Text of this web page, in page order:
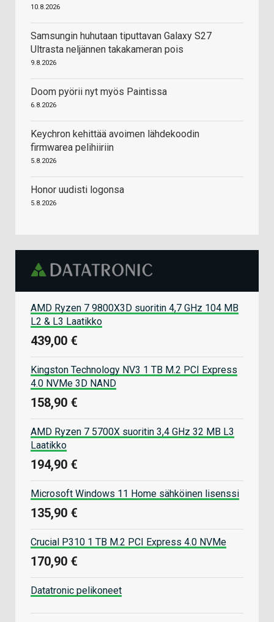
10.8.2026
Samsungin huhutaan tiputtavan Galaxy S27
Ultrasta neljännen takakameran pois
9.8.2026
Doom pyörii nyt myös Paintissa
6.8.2026
Keychron kehittää avoimen lähdekoodin
firmwarea pelihiiriin
5.8.2026
Honor uudisti logonsa
5.8.2026
AMD Ryzen 7 9800X3D suoritin 4,7 GHz 104 MB
L2 & L3 Laatikko
439,00 €
Kingston Technology NV3 1 TB M.2 PCI Express
4.0 NVMe 3D NAND
158,90 €
AMD Ryzen 7 5700X suoritin 3,4 GHz 32 MB L3
Laatikko
194,90 €
Microsoft Windows 11 Home sähköinen lisenssi
135,90 €
Crucial P310 1 TB M.2 PCI Express 4.0 NVMe
170,90 €
Datatronic pelikoneet